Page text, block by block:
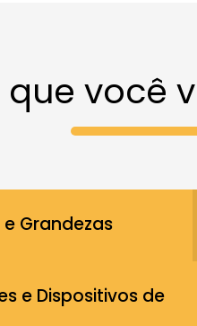
que você
Grandezas
e Dispositivos de